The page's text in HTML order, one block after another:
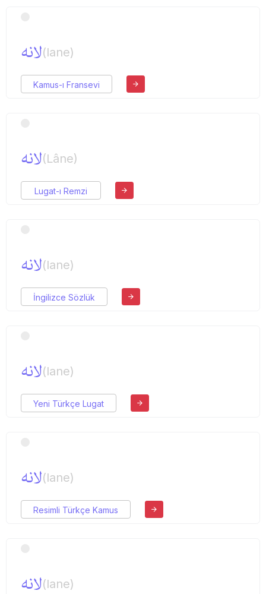
لانه(lane)
Kamus-ı Fransevi
لانه(Lâne)
Lugat-ı Remzi
لانه(lane)
İngilizce Sözlük
لانه(lane)
Yeni Türkçe Lugat
لانه(lane)
Resimli Türkçe Kamus
لانه(lane)